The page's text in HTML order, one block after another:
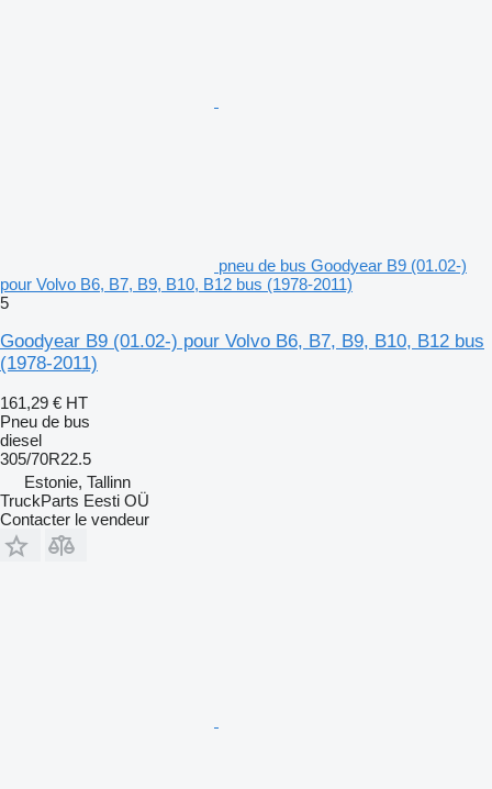
pneu de bus Goodyear B9 (01.02-)
pour Volvo B6, B7, B9, B10, B12 bus (1978-2011)
5
Goodyear B9 (01.02-) pour Volvo B6, B7, B9, B10, B12 bus
(1978-2011)
161,29 € HT
Pneu de bus
diesel
305/70R22.5
Estonie, Tallinn
TruckParts Eesti OÜ
Contacter le vendeur